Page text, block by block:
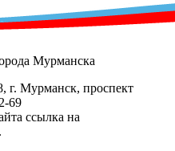
Мурманска
г. Мурманск, проспект
69
ссылка на